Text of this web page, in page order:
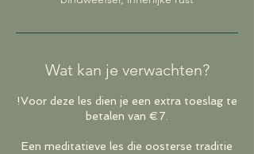
Wat kan je verwachten?
!Voor deze les dien je een extra toeslag te
betalen van €7.
Een meditatieve les die oosterse traditie